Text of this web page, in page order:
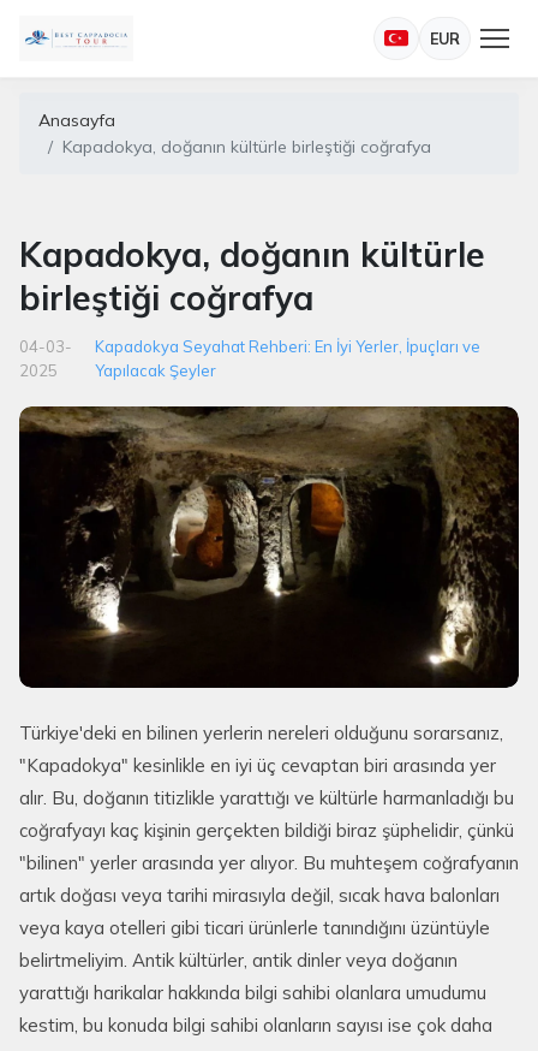
EUR
Anasayfa
Kapadokya, doğanın kültürle birleştiği coğrafya
Kapadokya, doğanın kültürle
birleştiği coğrafya
04-03-
2025
Kapadokya Seyahat Rehberi: En İyi Yerler, İpuçları ve
Yapılacak Şeyler
Türkiye'deki en bilinen yerlerin nereleri olduğunu sorarsanız,
"Kapadokya" kesinlikle en iyi üç cevaptan biri arasında yer
alır. Bu, doğanın titizlikle yarattığı ve kültürle harmanladığı bu
coğrafyayı kaç kişinin gerçekten bildiği biraz şüphelidir, çünkü
"bilinen" yerler arasında yer alıyor. Bu muhteşem coğrafyanın
artık doğası veya tarihi mirasıyla değil, sıcak hava balonları
veya kaya otelleri gibi ticari ürünlerle tanındığını üzüntüyle
belirtmeliyim. Antik kültürler, antik dinler veya doğanın
yarattığı harikalar hakkında bilgi sahibi olanlara umudumu
kestim, bu konuda bilgi sahibi olanların sayısı ise çok daha